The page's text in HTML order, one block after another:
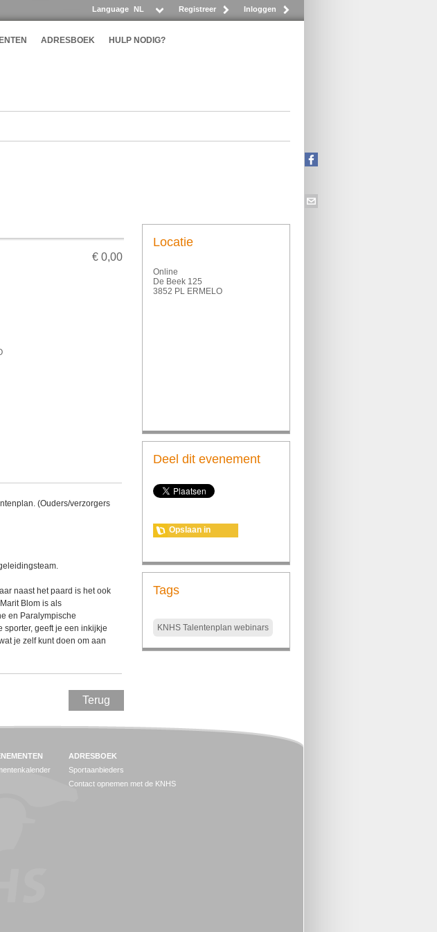
Registreer Inloggen
Language NL
ADRESBOEK HULP NODIG?
€ 0,00
(Ouders/verzorgers
naast het paard is het ook
Blom is als
en Paralympische
geeft je een inkijkje
je zelf kunt doen om aan
Terug
Locatie
Online
De Beek 125
3852 PL ERMELO
Deel dit evenement
Opslaan in
Tags
KNHS Talentenplan webinars
ADRESBOEK
Sportaanbieders
Contact opnemen met de KNHS